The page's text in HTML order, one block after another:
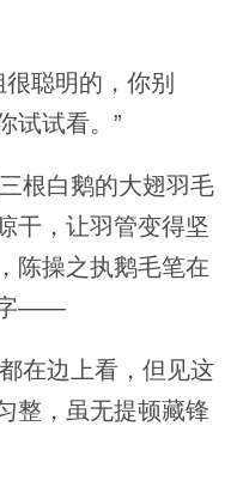
聪明的，你别
试试看。”
根白鹅的大翅羽毛
干，让羽管变得坚
陈操之执鹅毛笔在
字——
在边上看，但见这
整，虽无提顿藏锋